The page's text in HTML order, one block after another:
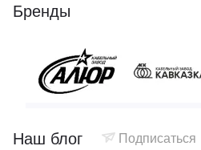
Бренды
Наш блог Подписаться